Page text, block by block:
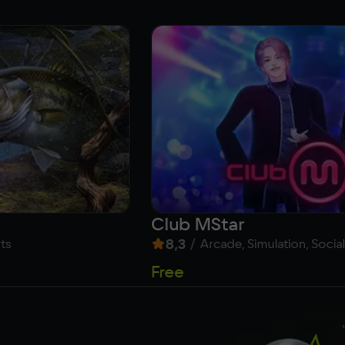
Club MStar
8,3 / Arcade, Simulation, Social
Free